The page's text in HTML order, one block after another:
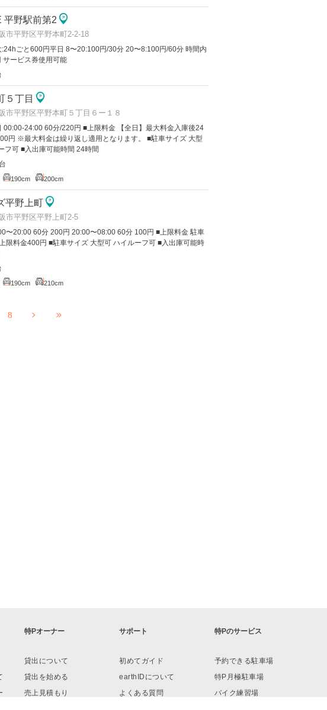
平野駅前第2
市平野区平野本町2-2-18
:24hごと600円平日 8〜20:100円/30分 20〜8:100円/60分 時間内
サービス券使用可能
５丁目
市平野区平野本町５丁目６ー１８
00:00-24:00 60分/220円 ■上限料金 【全日】最大料金入庫後24
円 ※最大料金は繰り返し適用となります。 ■駐車サイズ 大型
フ可 ■入出庫可能時間 24時間
190cm 200cm
平野上町
市平野区平野上町2-5
〜20:00 60分 200円 20:00〜08:00 60分 100円 ■上限料金 駐車
限料金400円 ■駐車サイズ 大型可 ハイルーフ可 ■入出庫可能時
190cm 210cm
8
特Pオーナー
貸出について
貸出を始める
売上見積もり
サポート
初めてガイド
earthIDについて
よくある質問
特Pのサービス
予約できる駐車場
特P月極駐車場
バイク練習場